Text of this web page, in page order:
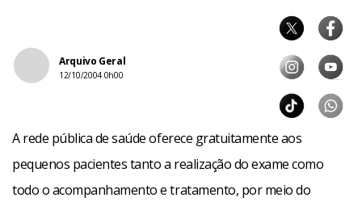
Arquivo Geral
12/10/2004 0h00
A rede pública de saúde oferece gratuitamente aos
pequenos pacientes tanto a realização do exame como
todo o acompanhamento e tratamento, por meio do